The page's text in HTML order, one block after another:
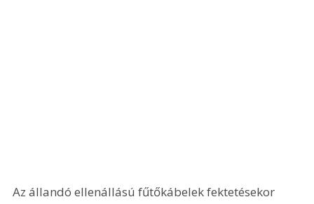
Az állandó ellenállású fűtőkábelek fektetésekor